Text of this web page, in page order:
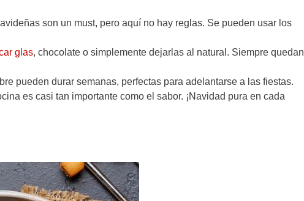
son un must, pero aquí no hay reglas. Se pueden usar los
glas, chocolate o simplemente dejarlas al natural. Siempre quedan
pueden durar semanas, perfectas para adelantarse a las fiestas.
es casi tan importante como el sabor. ¡Navidad pura en cada